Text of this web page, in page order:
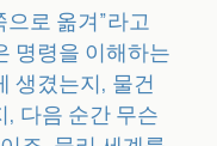
로 옮겨”라고
명령을 이해하는
생겼는지, 물건
, 다음 순간 무슨